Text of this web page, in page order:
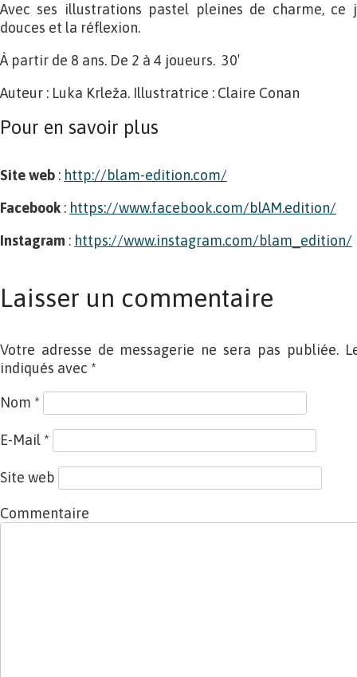
Avec ses illustrations pastel pleines de charme, ce
douces et la réflexion.
À partir de 8 ans. De 2 à 4 joueurs. 30′
Auteur : Luka Krleža. Illustratrice : Claire Conan
Pour en savoir plus
Site web : http://blam-edition.com/
Facebook : https://www.facebook.com/blAM.edition/
Instagram : https://www.instagram.com/blam_edition/
Laisser un commentaire
Votre adresse de messagerie ne sera pas publiée.
indiqués avec *
Nom *
E-Mail *
Site web
Commentaire